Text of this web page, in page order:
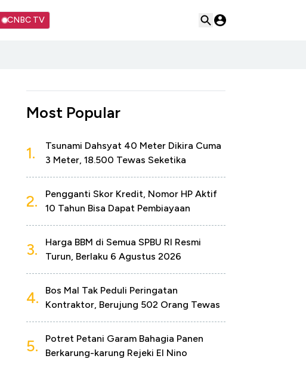
CNBC TV
Most Popular
1.
Tsunami Dahsyat 40 Meter Dikira Cuma
3 Meter, 18.500 Tewas Seketika
2.
Pengganti Skor Kredit, Nomor HP Aktif
10 Tahun Bisa Dapat Pembiayaan
3.
Harga BBM di Semua SPBU RI Resmi
Turun, Berlaku 6 Agustus 2026
4.
Bos Mal Tak Peduli Peringatan
Kontraktor, Berujung 502 Orang Tewas
5.
Potret Petani Garam Bahagia Panen
Berkarung-karung Rejeki El Nino